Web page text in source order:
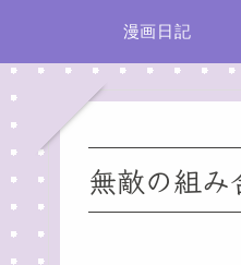
漫画日記
無敵の組み